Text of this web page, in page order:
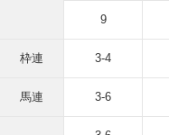
9
枠連 3-4
馬連 3-6